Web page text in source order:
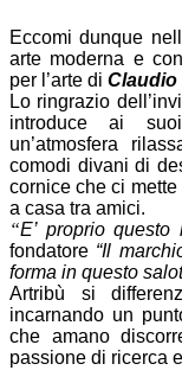
Eccomi dunque
arte moderna e
per l’arte di Claudio
Lo ringrazio
introduce ai
un’atmosfera
comodi divani di
cornice che ci
a casa tra amici.
“E’ proprio
fondatore “Il
forma in questo
Artribù si
incarnando un
che amano
passione di ricerca